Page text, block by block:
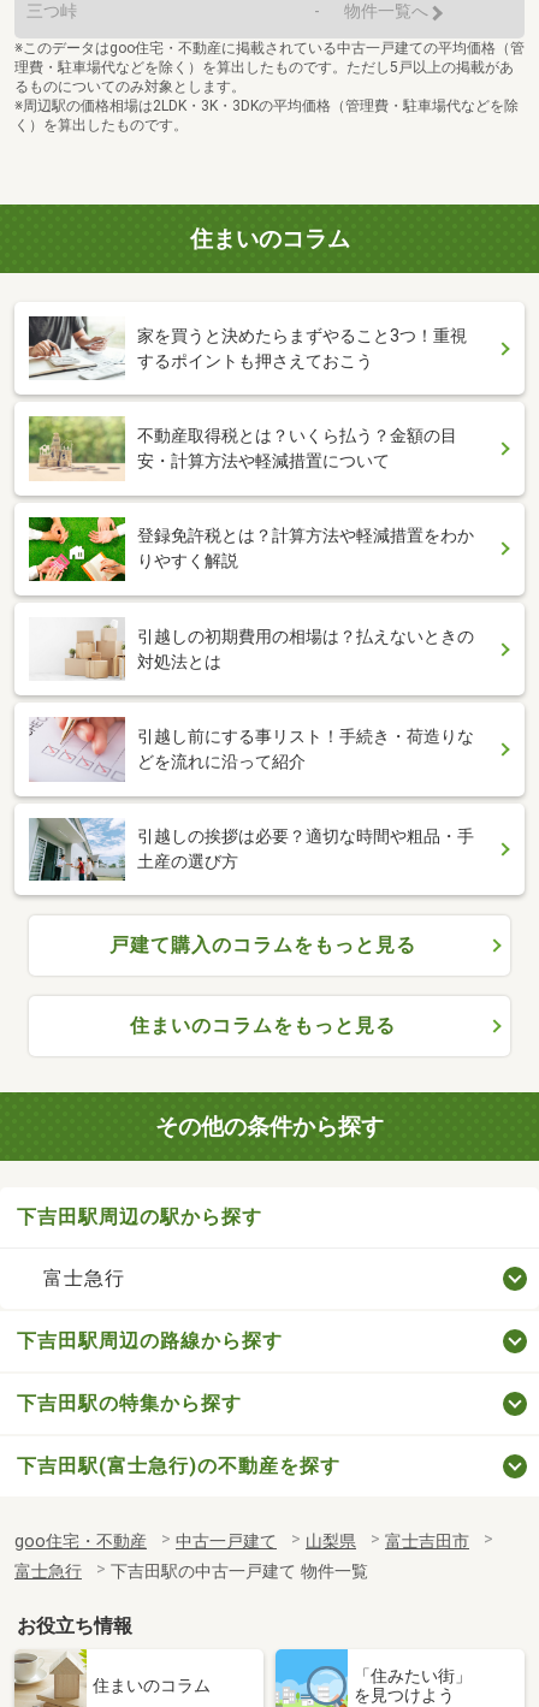
三つ峠 - 物件一覧へ
※このデータはgoo住宅・不動産に掲載されている中古一戸建ての平均価格（管
理費・駐車場代などを除く）を算出したものです。ただし5戸以上の掲載があ
るものについてのみ対象とします。
※周辺駅の価格相場は2LDK・3K・3DKの平均価格（管理費・駐車場代などを除
く）を算出したものです。
住まいのコラム
家を買うと決めたらまずやること3つ！重視
するポイントも押さえておこう
不動産取得税とは？いくら払う？金額の目
安・計算方法や軽減措置について
登録免許税とは？計算方法や軽減措置をわか
りやすく解説
引越しの初期費用の相場は？払えないときの
対処法とは
引越し前にする事リスト！手続き・荷造りな
どを流れに沿って紹介
引越しの挨拶は必要？適切な時間や粗品・手
土産の選び方
戸建て購入のコラムをもっと見る
住まいのコラムをもっと見る
その他の条件から探す
下吉田駅周辺の駅から探す
富士急行
下吉田駅周辺の路線から探す
下吉田駅の特集から探す
下吉田駅(富士急行)の不動産を探す
goo住宅・不動産 中古一戸建て 山梨県
富士吉田市
富士急行
下吉田駅の中古一戸建て 物件一覧
お役立ち情報
住まいのコラム
「住みたい街」
を見つけよう